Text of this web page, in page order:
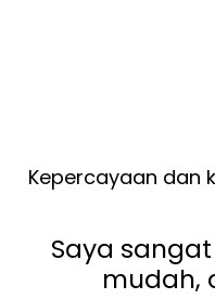
Kepercayaan dan
Saya
mudah,